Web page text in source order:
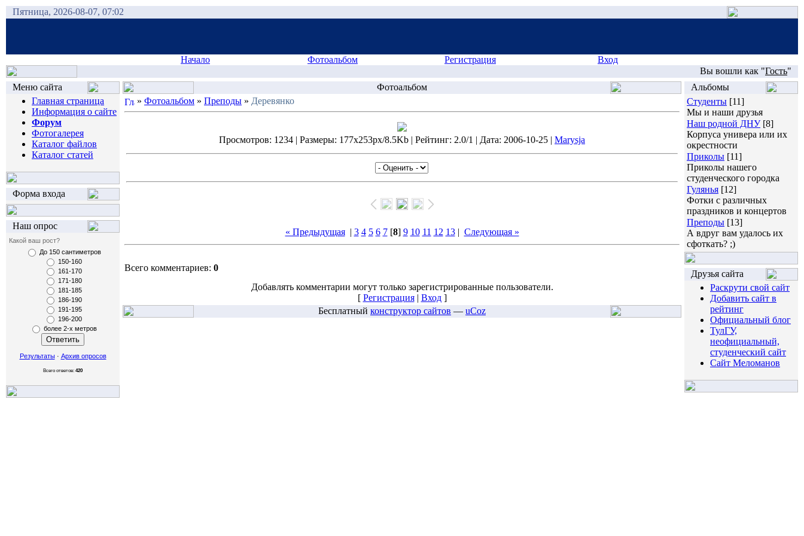
Пятница, 2026-08-07, 07:02
Начало Фотоальбом Регистрация
Вход
Вы вошли как "Гость"
Меню сайта
Главная страница
Информация о сайте
Форум
Фотогалерея
Каталог файлов
Каталог статей
Форма входа
Наш опрос
Какой ваш рост?
До 150 сантиметров
150-160
161-170
171-180
181-185
186-190
191-195
196-200
более 2-х метров
Результаты· Архив опросов
Всего ответов: 420
Фотоальбом
» Фотоальбом » Преподы » Деревянко
Просмотров: 1234 | Размеры: 177x253px/8.5Kb | Рейтинг: 2.0/1 | Дата: 2006-10-25 | Marysja
« Предыдущая| 3 4 5 6 7[8] 9 10 11 12 13| Следующая »
Всего комментариев: 0
Добавлять комментарии могут только зарегистрированные пользователи.
[ Регистрация| Вход]
Бесплатный конструктор сайтов — uCoz
Альбомы
Студенты [11]
Мы и наши друзья
Наш родной ДНУ [8]
Корпуса универа или их
окрестности
Приколы [11]
Приколы нашего
студенческого городка
Гулянья [12]
Фотки с различных
праздников и концертов
Преподы [13]
А вдруг вам удалось их
сфоткать? ;)
Друзья сайта
Раскрути свой сайт
Добавить сайт в
рейтинг
Официальный блог
ТулГУ,
неофициальный,
студенческий сайт
Сайт Меломанов